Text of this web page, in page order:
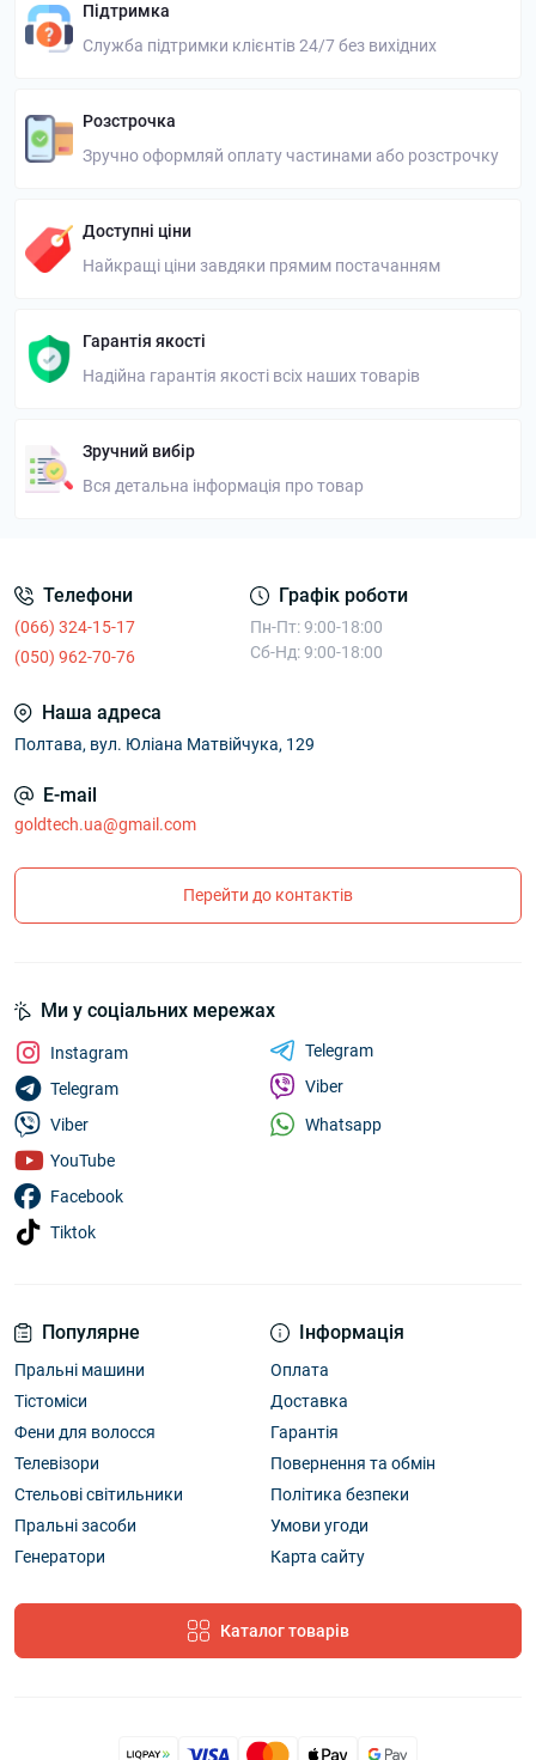
Підтримка
Служба підтримки клієнтів 24/7 без вихідних
Розстрочка
Зручно оформляй оплату частинами або розстрочку
Доступні ціни
Найкращі ціни завдяки прямим постачанням
Гарантія якості
Надійна гарантія якості всіх наших товарів
Зручний вибір
Вся детальна інформація про товар
Телефони
(066) 324-15-17
(050) 962-70-76
Графік роботи
Пн-Пт: 9:00-18:00
Сб-Нд: 9:00-18:00
Наша адреса
Полтава, вул. Юліана Матвійчука, 129
E-mail
goldtech.ua@gmail.com
Перейти до контактів
Популярне
Пральні машини
Тістоміси
Фени для волосся
Телевізори
Стельові світильники
Пральні засоби
Генератори
Інформація
Оплата
Доставка
Гарантія
Повернення та обмін
Політика безпеки
Умови угоди
Карта сайту
Каталог товарів
Ми у соціальних мережах
Instagram
Telegram
Viber
YouTube
Facebook
Tiktok
Telegram
Viber
Whatsapp